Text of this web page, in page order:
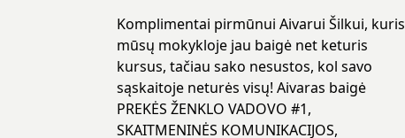
Komplimentai pirmūnui Aivarui Šilkui, kuris
mūsų mokykloje jau baigė net keturis
kursus, tačiau sako nesustos, kol savo
sąskaitoje neturės visų! Aivaras baigė
PREKĖS ŽENKLO VADOVO #1,
SKAITMENINĖS KOMUNIKACIJOS,